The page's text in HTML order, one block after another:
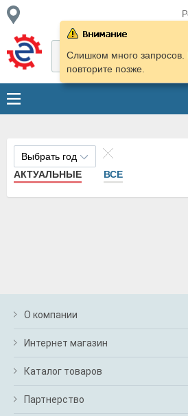
Слишком много запросов.
повторите позже.
Выбрать год
АКТУАЛЬНЫЕ
ВСЕ
О компании
Интернет магазин
Каталог товаров
Партнерство